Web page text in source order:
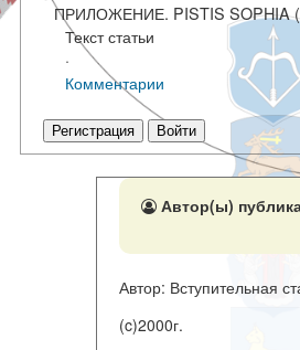
ПРИЛОЖЕНИЕ. PISTIS
Текст статьи
·
Комментарии
Регистрация Войти
Автор(ы)
Автор: Вступительная
(c)2000г.